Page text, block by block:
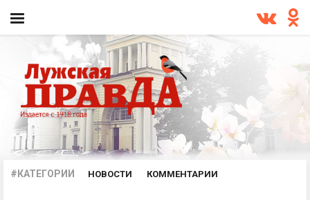
#КАТЕГОРИИ НОВОСТИ КОММЕНТАРИИ